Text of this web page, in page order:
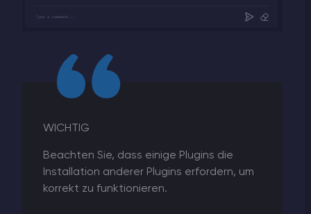
WICHTIG
Beachten Sie, dass einige Plugins die
Installation anderer Plugins erfordern, um
korrekt zu funktionieren.